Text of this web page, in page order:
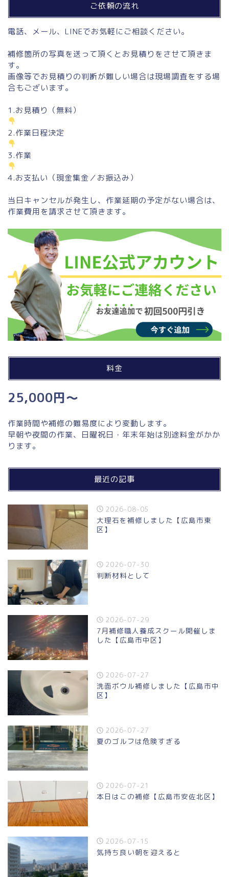
ご依頼の流れ
電話、メール、LINEでお気軽にご相談ください。
補修箇所の写真を送って頂くとお見積りをさせて頂きま
す。
画像等でお見積りの判断が難しい場合は現場調査をする場
合もございます。
1.お見積り（無料）
2.作業日程決定
3.作業
4.お支払い（現金集金／お振込み）
当日キャンセルが発生し、作業延期の予定がない場合は、
作業費用を請求させて頂きます。
料金
25,000円～
作業時間や補修の難易度により変動します。
早朝や夜間の作業、日曜祝日・年末年始は別途料金がかか
ります。
最近の記事
2026-08-05
大理石を補修しました【広島市東
区】
2026-07-30
判断材料として
2026-07-29
7月補修職人養成スクール開催しま
した【広島市中区】
2026-07-27
洗面ボウル補修しました【広島市中
区】
2026-07-27
夏のゴルフは危険すぎる
2026-07-21
本日はこの補修【広島市安佐北区】
2026-07-15
気持ち良い朝を迎えると